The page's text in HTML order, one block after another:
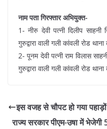
नाम पता गिरफ्तार अभियुक्त-
1- नीरु देवी पत्नी दिलीप साहनी
गुरुद्वारा वाली गली कांवली रोड
2- पूनम देवी पत्नी राम विलास
गुरुद्वारा वाली गली कांवली रोड
इस वजह से चौपट हो गया
राज्य सरकार पीएम-उषा में